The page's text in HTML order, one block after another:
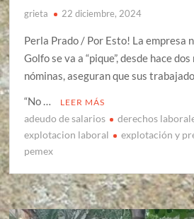
grieta 22 diciembre, 2024
Perla Prado / Por Esto! La empresa
Golfo se va a “pique”, desde hace
nóminas, aseguran que sus
“No …
LEER MÁS
adeudo de salarios derechos
explotacion laboral
explotación y
pemex